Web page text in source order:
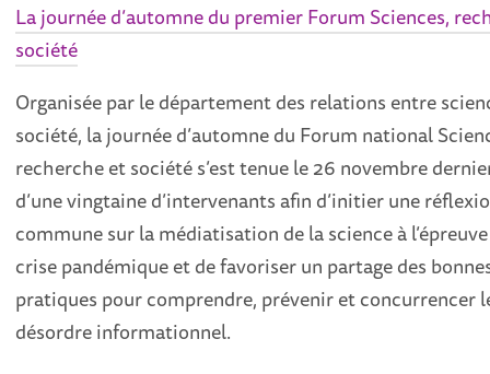
La journée d’automne du premier Forum Sciences,
société
Organisée par le département des relations entre
société, la journée d’automne du Forum national
recherche et société s’est tenue le 26 novembre
d’une vingtaine d’intervenants afin d’initier une
commune sur la médiatisation de la science à
crise pandémique et de favoriser un partage des
pratiques pour comprendre, prévenir et concurrencer
désordre informationnel.